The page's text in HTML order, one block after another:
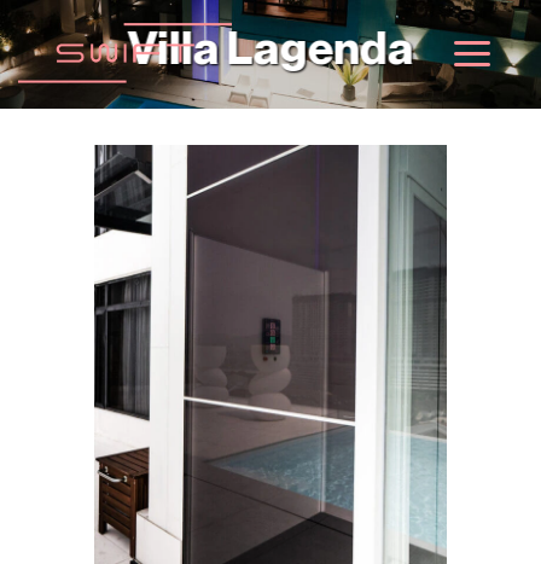
到
内
Villa Lagenda